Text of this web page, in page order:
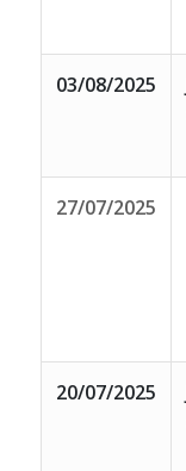
03/08/2025
27/07/2025
20/07/2025